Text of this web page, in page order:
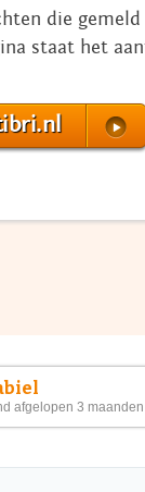
die
staat het
afgelopen 3 maanden